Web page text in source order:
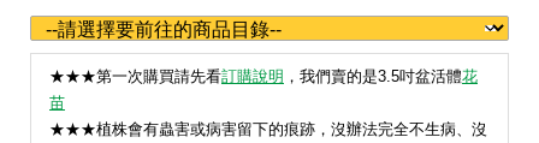
★★★第一次購買請先看訂購說明 ，我們賣的是3.5吋盆活體花
苗
★★★植株會有蟲害或病害留下的痕跡，沒辦法完全不生病、沒